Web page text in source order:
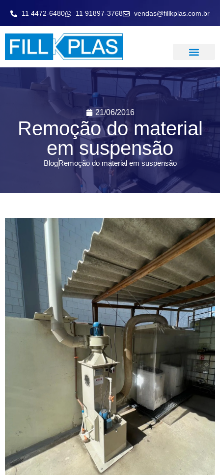
11 4472-6480 11 91897-3768 vendas@fillkplas.com.br
21/06/2016
Remoção do material
em suspensão
BlogRemoção do material em suspensão